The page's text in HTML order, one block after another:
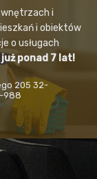
i
i obiektów
o usługach
ponad 7 lat!
205 32-
988